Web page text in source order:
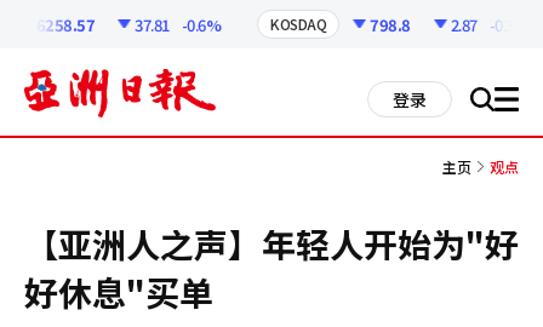
6258.57 37.81 -0.6% KOSDAQ 798.8 2.87 -0.36%
登录 搜 all
主页 观点
【亚洲人之声】年轻人开始为"好
好休息"买单